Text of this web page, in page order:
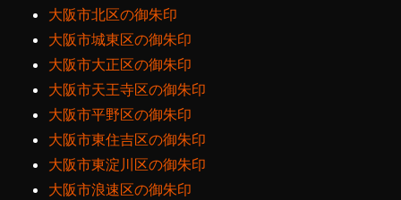
大阪市北区の御朱印
大阪市城東区の御朱印
大阪市大正区の御朱印
大阪市天王寺区の御朱印
大阪市平野区の御朱印
大阪市東住吉区の御朱印
大阪市東淀川区の御朱印
大阪市浪速区の御朱印